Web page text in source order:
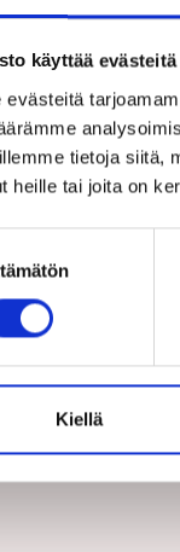
käyttää evästeitä
evästeitä
tietoja siitä,
heille tai joita on
Kiellä
2.72